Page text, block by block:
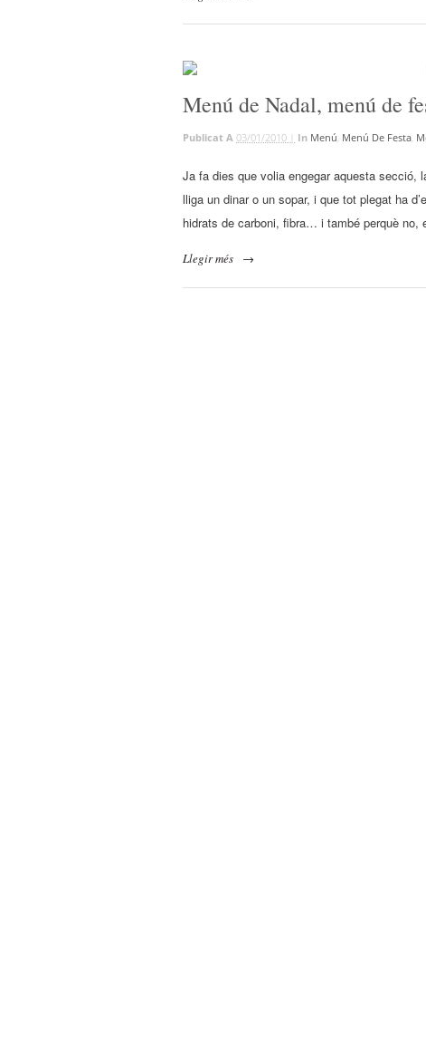
Menú de Nadal, menú de
Publicat A 03/01/2010 | In Menú Menú De Festa
Ja fa dies que volia engegar aquesta secció,
lliga un dinar o un sopar, i que tot plegat ha
hidrats de carboni, fibra… i també perquè
Llegir més →